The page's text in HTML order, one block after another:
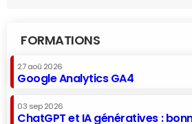
FORMATIONS
27 aoû 2026
Google Analytics GA4
03 sep 2026
ChatGPT et IA génératives :